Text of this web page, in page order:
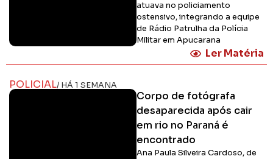
atuava no policiamento
ostensivo, integrando a equipe
de Rádio Patrulha da Polícia
Militar em Apucarana
Ler Matéria
POLICIAL/ HÁ 1 SEMANA
Corpo de fotógrafa
desaparecida após cair
em rio no Paraná é
encontrado
Ana Paula Silveira Cardoso, de